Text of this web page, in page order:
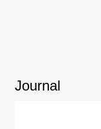
Journal